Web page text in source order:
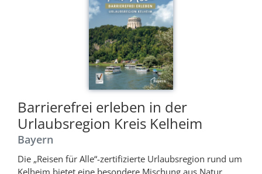
Barrierefrei erleben in der
Urlaubsregion Kreis Kelheim
Bayern
Die „Reisen für Alle“-zertifizierte Urlaubsregion rund um
Kelheim bietet eine besondere Mischung aus Natur,